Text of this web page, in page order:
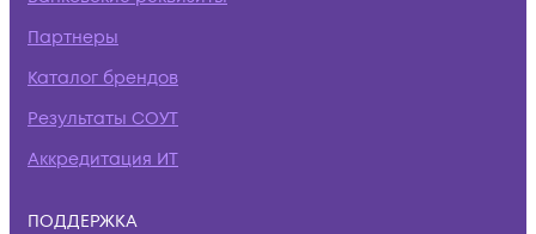
Партнеры
Каталог брендов
Результаты СОУТ
Аккредитация ИТ
ПОДДЕРЖКА